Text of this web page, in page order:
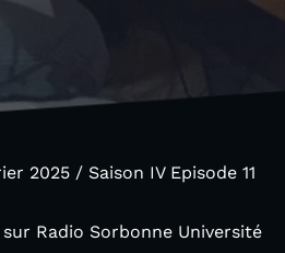
2025 / Saison IV Episode 11
Radio Sorbonne Université